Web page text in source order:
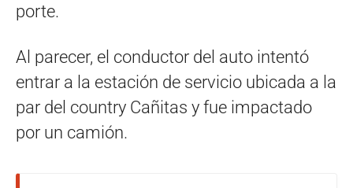
porte.
Al parecer, el conductor del auto intentó
entrar a la estación de servicio ubicada a la
par del country Cañitas y fue impactado
por un camión.